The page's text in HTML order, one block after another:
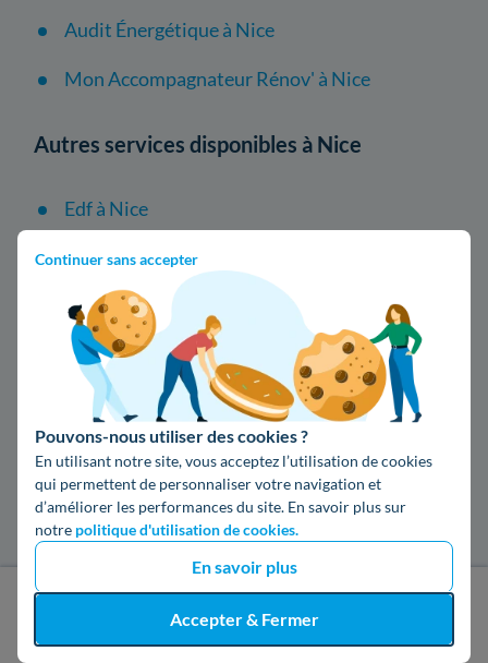
Continuer sans accepter
Pouvons-nous utiliser des cookies ?
En utilisant notre site, vous acceptez l’utilisation de cookies
qui permettent de personnaliser votre navigation et
d’améliorer les performances du site. En savoir plus sur
notre politique d'utilisation de cookies.
En savoir plus
Accepter & Fermer
J'obtiens un devis gratuit
Audit Énergétique à Nice
Mon Accompagnateur Rénov' à Nice
Autres services disponibles à Nice
Edf à Nice
Engie à Nice
Enedis à Nice
Les installateurs de poêle à granulés dans
les villes les plus recherchées
Poêle à granulés à Nîmes
Poêle à granulés à Bordeaux
Poêle à granulés à Limoges